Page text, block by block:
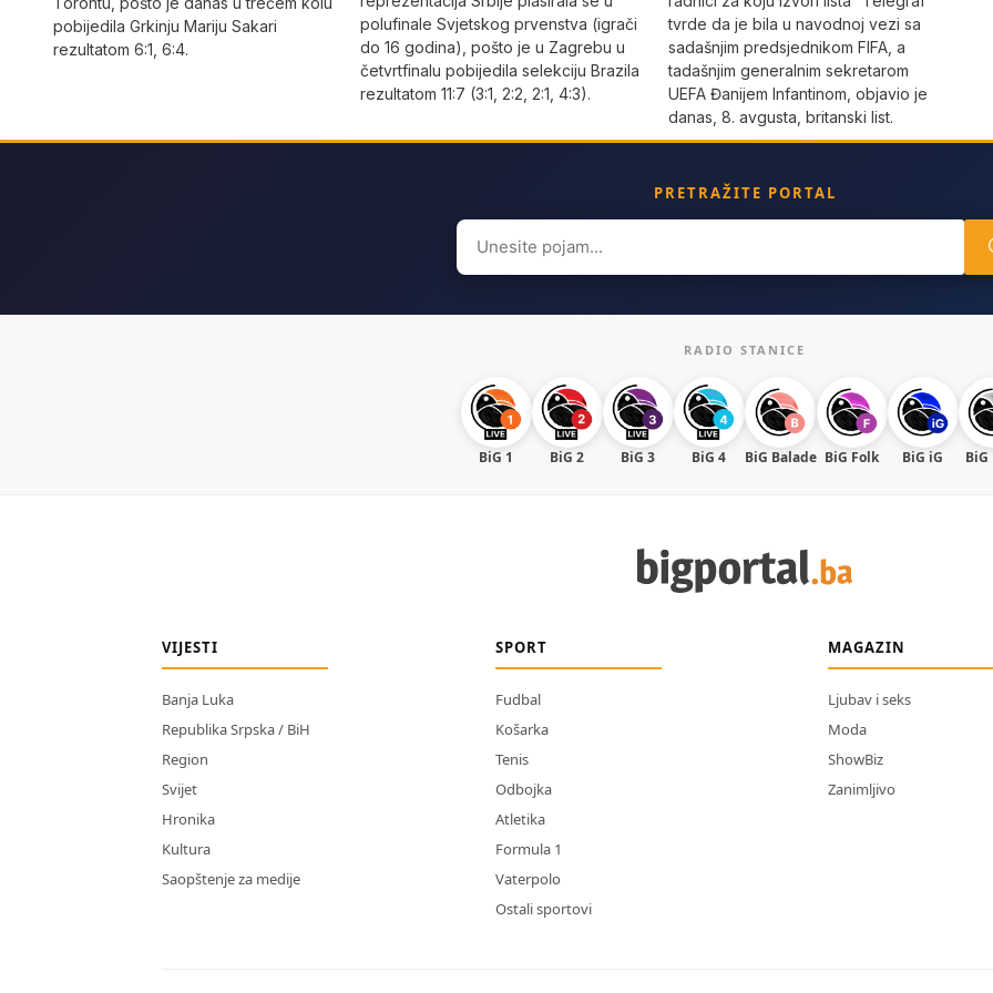
pobijedila Grkinju Mariju Sakari
rezultatom 6:1, 6:4.
polufinale Svjetskog prvenstva (igrači
do 16 godina), pošto je u Zagrebu u
četvrtfinalu pobijedila selekciju Brazila
rezultatom 11:7 (3:1, 2:2, 2:1, 4:3).
tvrde da je bila u navodnoj vezi sa
sadašnjim predsjednikom FIFA, a
tadašnjim generalnim sekretarom
UEFA Đanijem Infantinom, objavio je
danas, 8. avgusta, britanski list.
PRETRAŽITE PORTAL
Search
for:
RADIO STANICE
BiG 1 BiG 2 BiG 3 BiG 4 BiG Balade BiG Folk BiG iG BiG
VIJESTI
Banja Luka
Republika Srpska / BiH
Region
Svijet
Hronika
Kultura
Saopštenje za medije
SPORT
Fudbal
Košarka
Tenis
Odbojka
Atletika
Formula 1
Vaterpolo
Ostali sportovi
MAGAZIN
Ljubav i seks
Moda
ShowBiz
Zanimljivo